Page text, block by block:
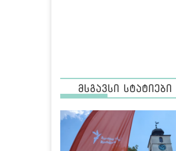
მსგავსი სტატიები